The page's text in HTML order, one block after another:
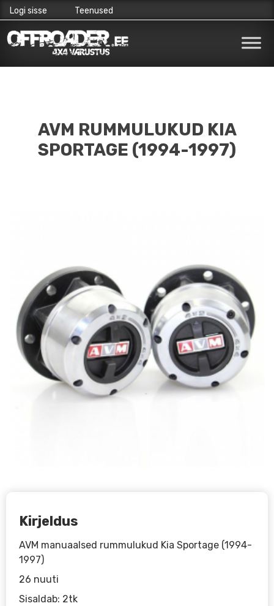
to
Logi sisse Teenused
AVM RUMMULUKUD KIA
SPORTAGE (1994-1997)
Kirjeldus
AVM manuaalsed rummulukud Kia Sportage (1994-
1997)
26 nuuti
Sisaldab: 2tk